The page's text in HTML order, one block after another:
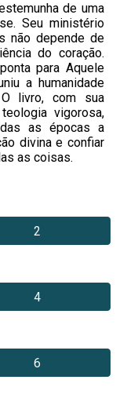
de uma
Seu ministério
não depende de
do coração.
para Aquele
a humanidade
livro, com sua
vigorosa,
as épocas a
divina e confiar
as coisas.
2
4
6